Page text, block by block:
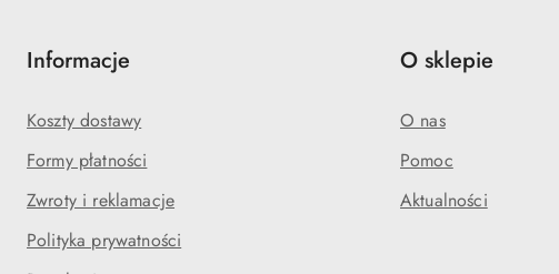
Informacje
Koszty dostawy
Formy płatności
Zwroty i reklamacje
Polityka prywatności
O sklepie
O nas
Pomoc
Aktualności